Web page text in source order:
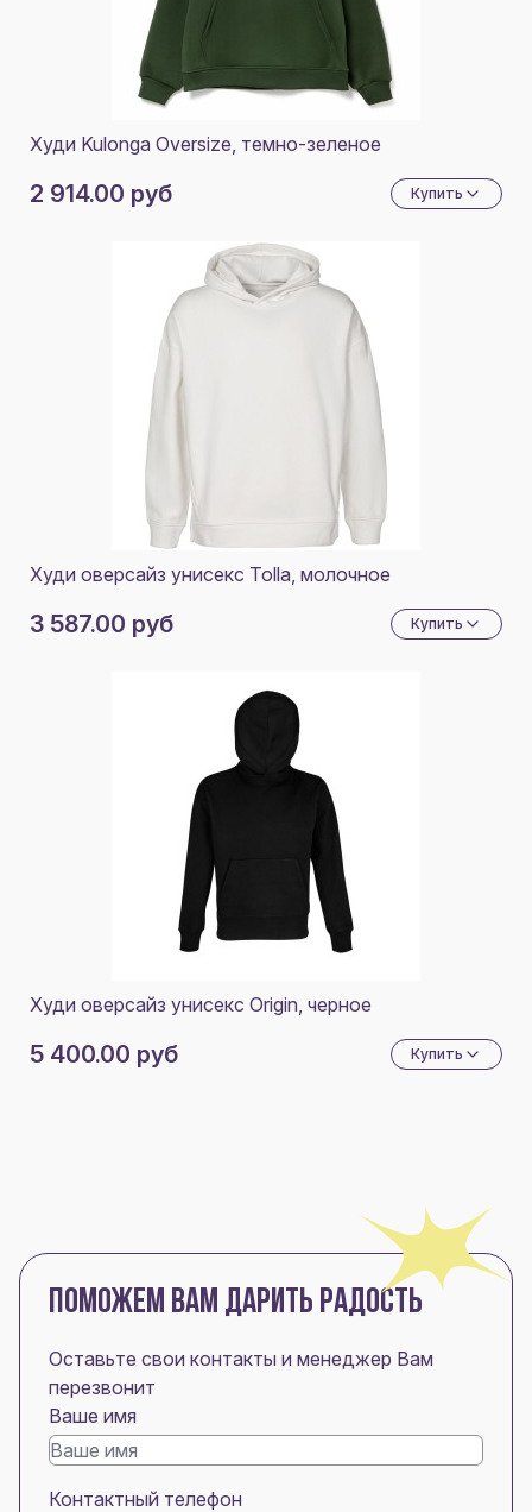
Худи Kulonga Oversize, темно-зеленое
2 914.00 руб Купить
Худи оверсайз унисекс Tolla, молочное
3 587.00 руб Купить
Худи оверсайз унисекс Origin, черное
5 400.00 руб Купить
ПОМОЖЕМ ВАМ ДАРИТЬ РАДОСТЬ
Оставьте свои контакты и менеджер Вам
перезвонит
Ваше имя
Контактный телефон